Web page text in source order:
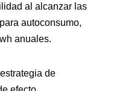
al alcanzar las
autoconsumo,
anuales.
de